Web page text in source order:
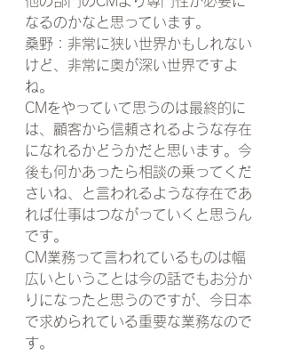
なるのかなと思っています。
桑野：非常に狭い世界かもしれない
けど、非常に奥が深い世界ですよ
ね。
CMをやっていて思うのは最終的に
は、顧客から信頼されるような存在
になれるかどうかだと思います。今
後も何かあったら相談の乗ってくだ
さいね、と言われるような存在であ
れば仕事はつながっていくと思うん
です。
CM業務って言われているものは幅
広いということは今の話でもお分か
りになったと思うのですが、今日本
で求められている重要な業務なので
す。